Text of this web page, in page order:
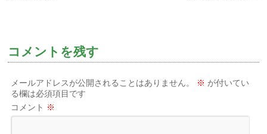
コメントを残す
メールアドレスが公開されることはありません。 ※ が付いてい
る欄は必須項目です
コメント ※